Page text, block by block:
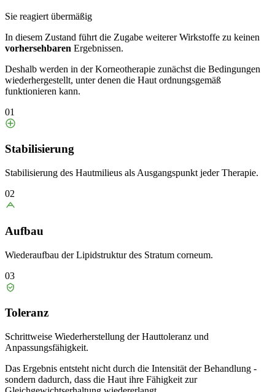
Sie reagiert übermäßig
In diesem Zustand führt die Zugabe weiterer Wirkstoffe zu keinen
vorhersehbaren Ergebnissen.
Deshalb werden in der Korneotherapie zunächst die Bedingungen
wiederhergestellt, unter denen die Haut ordnungsgemäß
funktionieren kann.
01
Stabilisierung
Stabilisierung des Hautmilieus als Ausgangspunkt jeder Therapie.
02
Aufbau
Wiederaufbau der Lipidstruktur des Stratum corneum.
03
Toleranz
Schrittweise Wiederherstellung der Hauttoleranz und
Anpassungsfähigkeit.
Das Ergebnis entsteht nicht durch die Intensität der Behandlung -
sondern dadurch, dass die Haut ihre Fähigkeit zur